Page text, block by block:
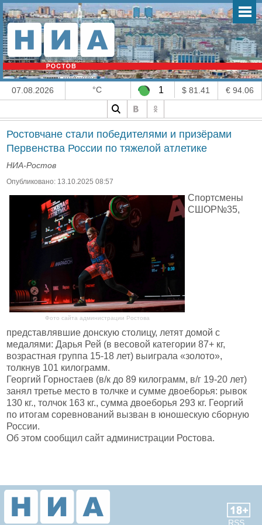
07.08.2026 °C 1 $ 81.41 € 94.06
Ростовчане стали победителями и призёрами
Первенства России по тяжелой атлетике
НИА-Ростов
Опубликовано: 13.10.2025 08:57
Фото сайта администрации Ростова
Спортсмены
СШОР№35,
представлявшие донскую столицу, летят домой с
медалями: Дарья Рей (в весовой категории 87+ кг,
возрастная группа 15-18 лет) выиграла «золото»,
толкнув 101 килограмм.
Георгий Горностаев (в/к до 89 килограмм, в/г 19-20 лет)
занял третье место в толчке и сумме двоеборья: рывок
130 кг., толчок 163 кг., сумма двоеборья 293 кг. Георгий
по итогам соревнований вызван в юношескую сборную
России.
Об этом сообщил сайт администрации Ростова.
RSS